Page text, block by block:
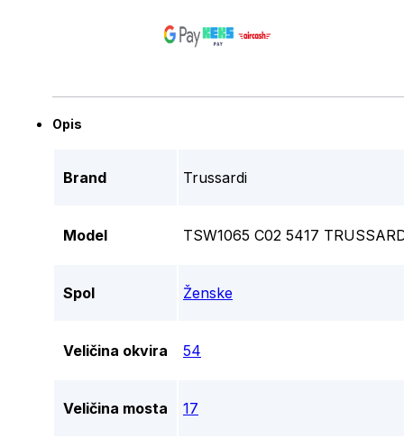
Opis
Brand Trussardi
Model TSW1065 C02 5417
Spol Ženske
Veličina okvira 54
Veličina mosta 17